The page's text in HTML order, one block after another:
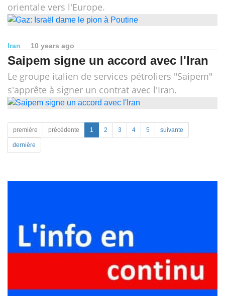
orientale vers l'Europe.
Iran 10 years ago
Saipem signe un accord avec l'Iran
Le groupe italien de services pétroliers "Saipem"
s'apprête à signer un contrat avec l'Iran.
première précédente 1 2 3 4 5 suivante
dernière